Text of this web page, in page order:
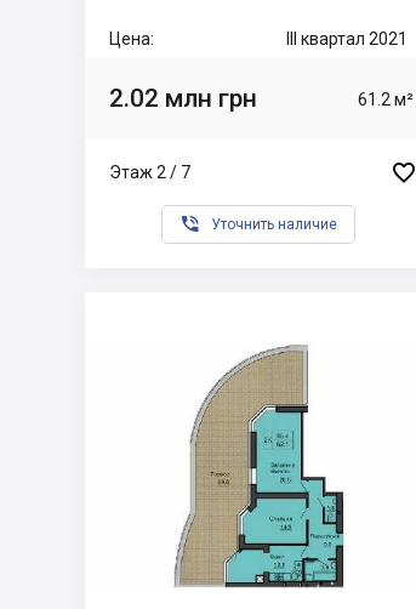
Цена: III квартал 2021
2.02 млн грн 61.2 м²
Этаж 2 / 7 
 Уточнить наличие